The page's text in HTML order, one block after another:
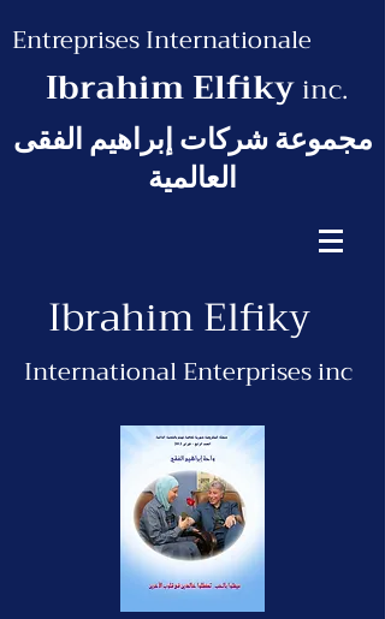
Entreprises Internationale
Ibrahim Elfikyinc.
مجموعة شركات إبراهيم الفقى
العالمية
Ibrahim Elfiky
International Enterprises inc